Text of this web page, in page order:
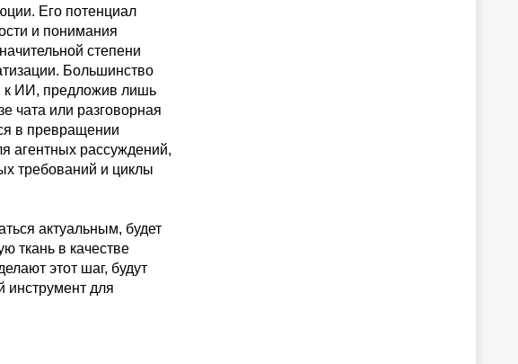
Его потенциал
и понимания
степени
Большинство
к ИИ, предложив лишь
чата или разговорная
в превращении
агентных рассуждений,
требований и циклы
актуальным, будет
ткань в качестве
этот шаг, будут
инструмент для